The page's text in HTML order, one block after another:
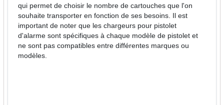
qui permet de choisir le nombre de cartouches que l'on
souhaite transporter en fonction de ses besoins. Il est
important de noter que les chargeurs pour pistolet
d'alarme sont spécifiques à chaque modèle de pistolet et
ne sont pas compatibles entre différentes marques ou
modèles.